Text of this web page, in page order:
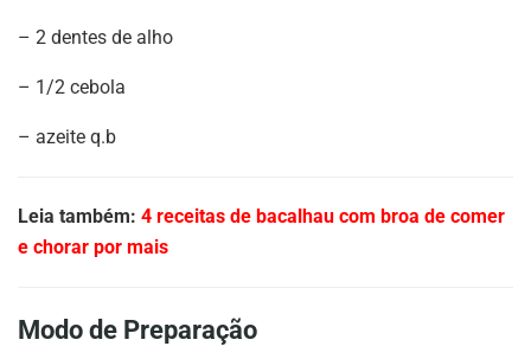
– 2 dentes de alho
– 1/2 cebola
– azeite q.b
Leia também: 4 receitas de bacalhau com broa de comer
e chorar por mais
Modo de Preparação